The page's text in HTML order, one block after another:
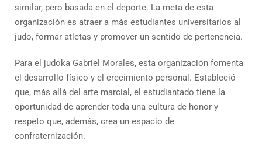
similar, pero basada en el deporte. La meta de esta
organización es atraer a más estudiantes universitarios al
judo, formar atletas y promover un sentido de pertenencia.
Para el judoka Gabriel Morales, esta organización fomenta
el desarrollo físico y el crecimiento personal. Estableció
que, más allá del arte marcial, el estudiantado tiene la
oportunidad de aprender toda una cultura de honor y
respeto que, además, crea un espacio de
confraternización.